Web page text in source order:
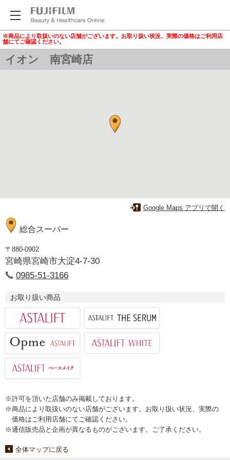
※商品により取扱いのない店舗がございます。お取り扱い状況、実際の価格はご利用店
舗にてご確認ください。
イオン 南宮崎店
Google Maps アプリで開く
総合スーパー
〒880-0902
宮崎県宮崎市大淀4-7-30
0985-51-3166
お取り扱い商品
※許可を頂いた店舗のみ掲載しております。
※商品により取扱いのない店舗がございます。お取り扱い状況、実際の
価格はご利用店舗にてご確認ください。
※通信販売品と企画が異なるものがございます。ご了承ください。
全体マップに戻る